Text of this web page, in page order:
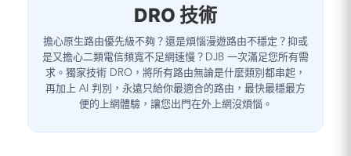
DRO 技術
擔心原生路由優先級不夠？還是煩惱漫遊路由不穩定？抑或
是又擔心二類電信頻寬不足網速慢？DJB 一次滿足您所有需
求。獨家技術 DRO，將所有路由無論是什麼類別都串起，
再加上 AI 判別，永遠只給你最適合的路由，最快最穩最方
便的上網體驗，讓您出門在外上網沒煩惱。